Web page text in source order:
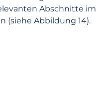
Abschnitte im
(siehe Abbildung 14).